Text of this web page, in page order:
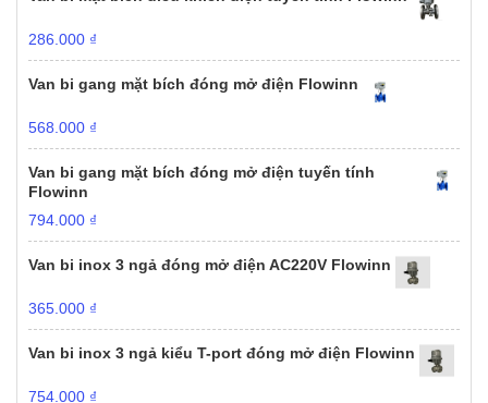
286.000 ₫
Van bi gang mặt bích đóng mở điện Flowinn
568.000 ₫
Van bi gang mặt bích đóng mở điện tuyến tính
Flowinn
794.000 ₫
Van bi inox 3 ngả đóng mở điện AC220V Flowinn
365.000 ₫
Van bi inox 3 ngả kiểu T-port đóng mở điện Flowinn
754.000 ₫